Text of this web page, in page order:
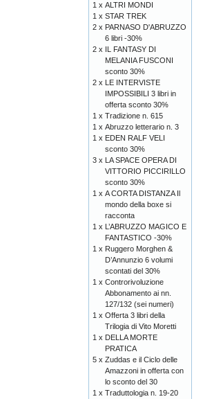
1 x ALTRI MONDI
1 x STAR TREK
2 x PARNASO D'ABRUZZO
6 libri -30%
2 x IL FANTASY DI
MELANIA FUSCONI
sconto 30%
2 x LE INTERVISTE
IMPOSSIBILI 3 libri in
offerta sconto 30%
1 x Tradizione n. 615
1 x Abruzzo letterario n. 3
1 x EDEN RALF VELI
sconto 30%
3 x LA SPACE OPERA DI
VITTORIO PICCIRILLO
sconto 30%
1 x A CORTA DISTANZA Il
mondo della boxe si
racconta
1 x L’ABRUZZO MAGICO E
FANTASTICO -30%
1 x Ruggero Morghen &
D’Annunzio 6 volumi
scontati del 30%
1 x Controrivoluzione
Abbonamento ai nn.
127/132 (sei numeri)
1 x Offerta 3 libri della
Trilogia di Vito Moretti
1 x DELLA MORTE
PRATICA
5 x Zuddas e il Ciclo delle
Amazzoni in offerta con
lo sconto del 30
1 x Traduttologia n. 19-20